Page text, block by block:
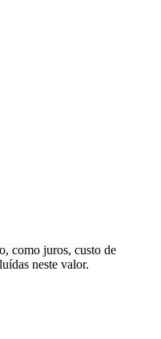
como juros, custo de
neste valor.